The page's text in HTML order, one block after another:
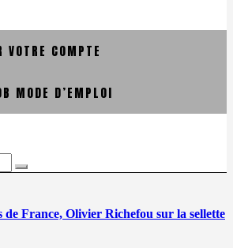
VOTRE COMPTE
MODE D’EMPLOI
de France, Olivier Richefou sur la sellette